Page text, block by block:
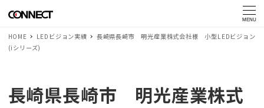
MENU
HOME LEDビジョン実績
長崎県長崎市 明光産業株式会社様 小型LEDビジョン
(iシリーズ)
長崎県長崎市 明光産業株式